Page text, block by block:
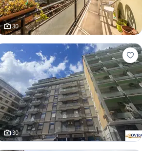
30
30